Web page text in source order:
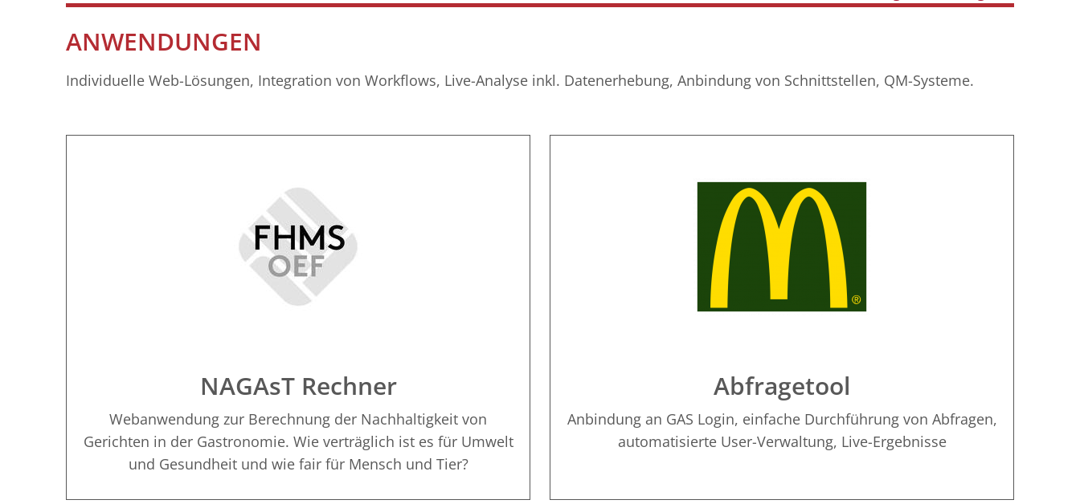
ANWENDUNGEN
Individuelle Web-Lösungen, Integration von Workflows, Live-Analyse inkl. Datenerhebung, Anbindung von Schnittstellen, QM-Systeme.
NAGAsT Rechner
Webanwendung zur Berechnung der Nachhaltigkeit von
Gerichten in der Gastronomie. Wie verträglich ist es für Umwelt
und Gesundheit und wie fair für Mensch und Tier?
Abfragetool
Anbindung an GAS Login, einfache Durchführung von Abfragen,
automatisierte User-Verwaltung, Live-Ergebnisse